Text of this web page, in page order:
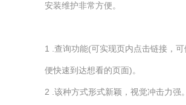
安装维护非常方便。
1 .查询功能(可实现页内点击链接，可
便快速到达想看的页面)。
2 .该种方式形式新颖，视觉冲击力强。